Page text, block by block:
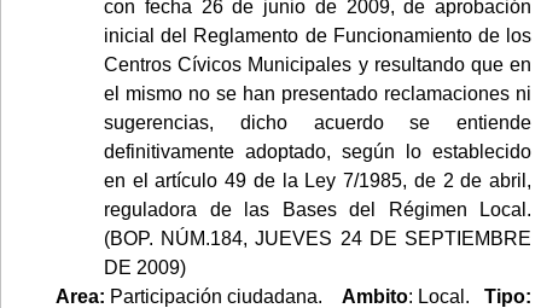
con fecha 26 de junio de 2009, de aprobación
inicial del Reglamento de Funcionamiento de los
Centros Cívicos Municipales y resultando que en
el mismo no se han presentado reclamaciones ni
sugerencias, dicho acuerdo se entiende
definitivamente adoptado, según lo establecido
en el artículo 49 de la Ley 7/1985, de 2 de abril,
reguladora de las Bases del Régimen Local.
(BOP. NÚM.184, JUEVES 24 DE SEPTIEMBRE
DE 2009)
Area: Participación ciudadana. Ambito: Local. Tipo: